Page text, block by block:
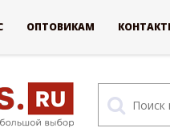
ОПТОВИКАМ